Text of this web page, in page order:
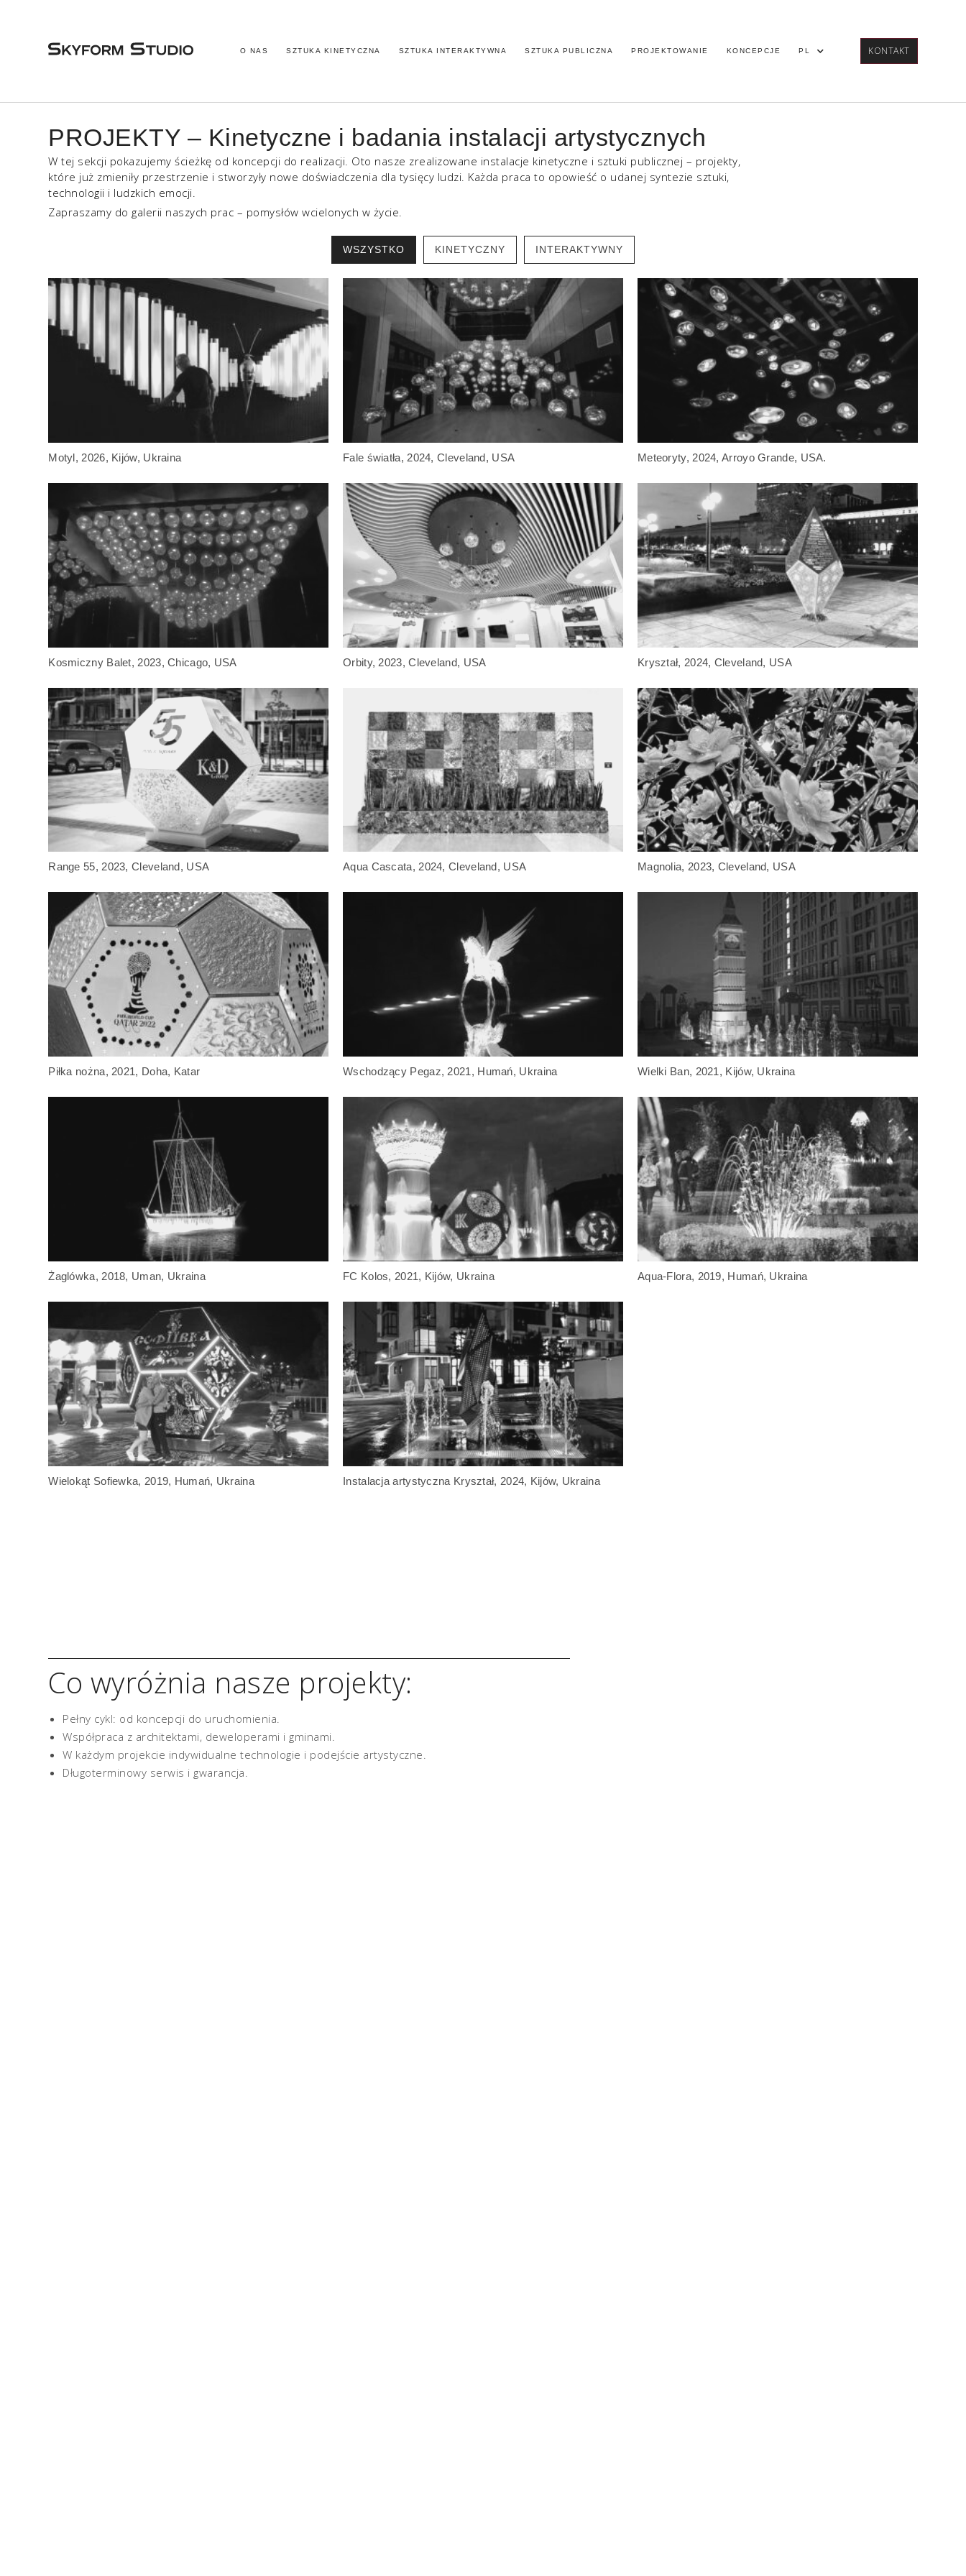
O NAS SZTUKA KINETYCZNA SZTUKA INTERAKTYWNA SZTUKA PUBLICZNA PROJEKTOWANIE KONCEPCJE PL KONTAKT
PROJEKTY – Kinetyczne i badania instalacji artystycznych
W tej sekcji pokazujemy ścieżkę od koncepcji do realizacji. Oto nasze zrealizowane instalacje kinetyczne i sztuki publicznej – projekty,
które już zmieniły przestrzenie i stworzyły nowe doświadczenia dla tysięcy ludzi. Każda praca to opowieść o udanej syntezie sztuki,
technologii i ludzkich emocji.
Zapraszamy do galerii naszych prac – pomysłów wcielonych w życie.
WSZYSTKO KINETYCZNY INTERAKTYWNY
Motyl, 2026, Kijów, Ukraina Fale światła, 2024, Cleveland, USA Meteoryty, 2024, Arroyo Grande, USA.
Kosmiczny Balet, 2023, Chicago, USA Orbity, 2023, Cleveland, USA Kryształ, 2024, Cleveland, USA
Range 55, 2023, Cleveland, USA Aqua Cascata, 2024, Cleveland, USA Magnolia, 2023, Cleveland, USA
Piłka nożna, 2021, Doha, Katar Wschodzący Pegaz, 2021, Humań, Ukraina Wielki Ban, 2021, Kijów, Ukraina
Żaglówka, 2018, Uman, Ukraina FC Kolos, 2021, Kijów, Ukraina Aqua-Flora, 2019, Humań, Ukraina
Wielokąt Sofiewka, 2019, Humań, Ukraina Instalacja artystyczna Kryształ, 2024, Kijów, Ukraina
Co wyróżnia nasze projekty:
Pełny cykl: od koncepcji do uruchomienia.
Współpraca z architektami, deweloperami i gminami.
W każdym projekcie indywidualne technologie i podejście artystyczne.
Długoterminowy serwis i gwarancja.